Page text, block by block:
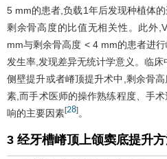
5 mm的患者,负载1年后发现种植体
剩余骨高度的比值无相关性。此外
mm与剩余骨高度 < 4 mm的患者进
发生率,发现差异无统计学意义。临
侧壁提升或者嵴顶提升术中,剩余骨
素,而手术医师的操作熟练程度、手
响的主要因素[28] 。
3 经牙槽嵴顶上颌窦底提升